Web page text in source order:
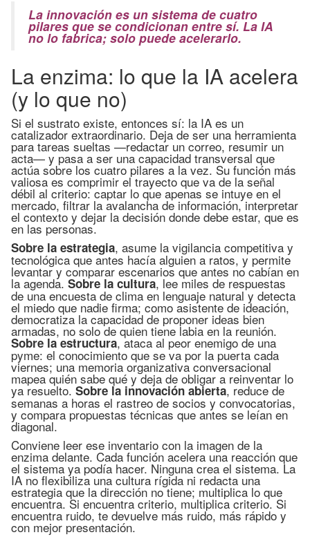
La innovación es un sistema de cuatro
pilares que se condicionan entre sí. La IA
no lo fabrica; solo puede acelerarlo.
La enzima: lo que la IA acelera
(y lo que no)
Si el sustrato existe, entonces sí: la IA es un
catalizador extraordinario. Deja de ser una herramienta
para tareas sueltas —redactar un correo, resumir un
acta— y pasa a ser una capacidad transversal que
actúa sobre los cuatro pilares a la vez. Su función más
valiosa es comprimir el trayecto que va de la señal
débil al criterio: captar lo que apenas se intuye en el
mercado, filtrar la avalancha de información, interpretar
el contexto y dejar la decisión donde debe estar, que es
en las personas.
Sobre la estrategia, asume la vigilancia competitiva y
tecnológica que antes hacía alguien a ratos, y permite
levantar y comparar escenarios que antes no cabían en
la agenda. Sobre la cultura, lee miles de respuestas
de una encuesta de clima en lenguaje natural y detecta
el miedo que nadie firma; como asistente de ideación,
democratiza la capacidad de proponer ideas bien
armadas, no solo de quien tiene labia en la reunión.
Sobre la estructura, ataca al peor enemigo de una
pyme: el conocimiento que se va por la puerta cada
viernes; una memoria organizativa conversacional
mapea quién sabe qué y deja de obligar a reinventar lo
ya resuelto. Sobre la innovación abierta, reduce de
semanas a horas el rastreo de socios y convocatorias,
y compara propuestas técnicas que antes se leían en
diagonal.
Conviene leer ese inventario con la imagen de la
enzima delante. Cada función acelera una reacción que
el sistema ya podía hacer. Ninguna crea el sistema. La
IA no flexibiliza una cultura rígida ni redacta una
estrategia que la dirección no tiene; multiplica lo que
encuentra. Si encuentra criterio, multiplica criterio. Si
encuentra ruido, te devuelve más ruido, más rápido y
con mejor presentación.